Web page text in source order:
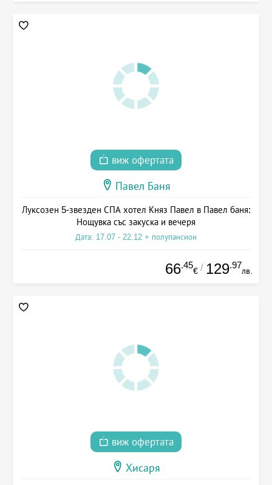
виж офертата
Павел Баня
Луксозен 5-звезден СПА хотел Княз Павел в Павел баня:
Нощувка със закуска и вечеря
Дата: 17.07 - 22.12 + полупансион
66.45
€ / 129.97
лв.
виж офертата
Хисаря